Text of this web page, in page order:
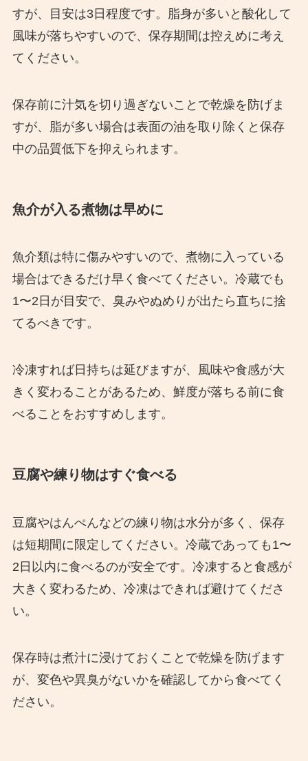
すが、目安は3日程度です。脂身が多いと酸化して
風味が落ちやすいので、保存期間は控えめに考え
てください。
保存前に汁気を切り過ぎないことで乾燥を防げま
すが、脂が多い場合は表面の油を取り除くと保存
中の品質低下を抑えられます。
魚介が入る煮物は早めに
魚介類は特に傷みやすいので、煮物に入っている
場合はできるだけ早く食べてください。冷蔵でも
1〜2日が目安で、臭みやぬめりが出たら直ちに捨
てるべきです。
冷凍すれば日持ちは延びますが、風味や食感が大
きく変わることがあるため、鮮度が落ちる前に食
べることをおすすめします。
豆腐や練り物はすぐ食べる
豆腐やはんぺんなどの練り物は水分が多く、保存
は短期間に限定してください。冷蔵であっても1〜
2日以内に食べるのが安全です。冷凍すると食感が
大きく変わるため、冷凍はできれば避けてくださ
い。
保存時は煮汁に浸けておくことで乾燥を防げます
が、変色や異臭がないかを確認してから食べてく
ださい。